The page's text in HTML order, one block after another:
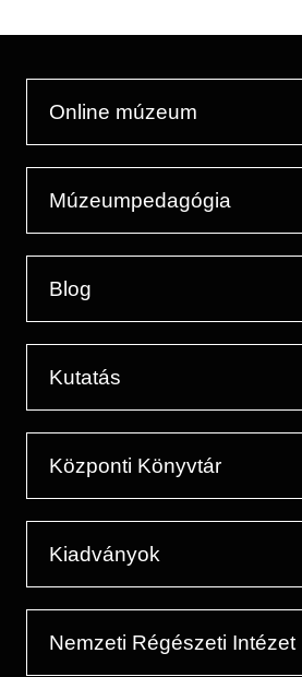
Online múzeum
Múzeumpedagógia
Blog
Kutatás
Központi Könyvtár
Kiadványok
Nemzeti Régészeti Intézet